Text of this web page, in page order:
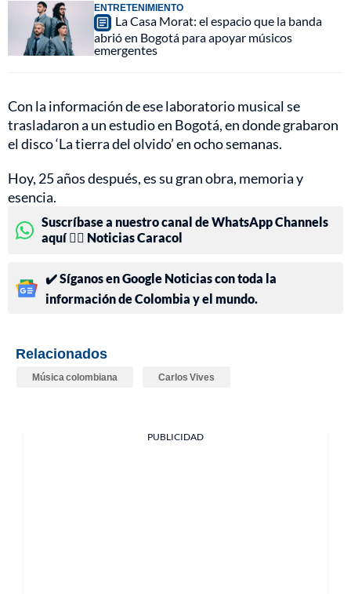
ENTRETENIMIENTO
La Casa Morat: el espacio que la banda
abrió en Bogotá para apoyar músicos
emergentes
Con la información de ese laboratorio musical se
trasladaron a un estudio en Bogotá, en donde grabaron
el disco ‘La tierra del olvido’ en ocho semanas.
Hoy, 25 años después, es su gran obra, memoria y
esencia.
Suscríbase a nuestro canal de WhatsApp Channels
aquí 👉🏻 Noticias Caracol
✔️ Síganos en Google Noticias con toda la
información de Colombia y el mundo.
Relacionados
Música colombiana Carlos Vives
PUBLICIDAD